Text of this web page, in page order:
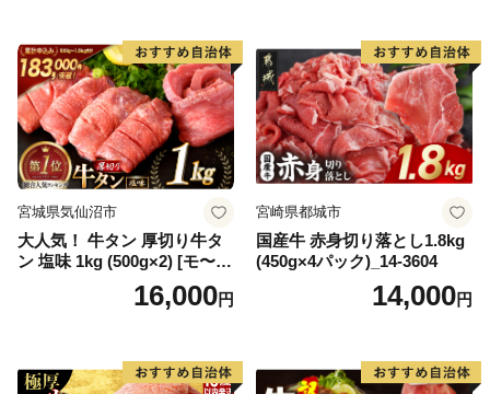
宮城県気仙沼市
大人気！ 牛タン 厚切り牛タ
ン 塩味 1kg (500g×2) [モ〜ラ
ンド 宮城県 気仙沼市 205646
60] 肉 牛肉 精肉 牛たん 牛タ
厚切り タン
16,000円
宮崎県都城市
国産牛 赤身切り落とし1.8kg
(450g×4パック)_14-3604
14,000円